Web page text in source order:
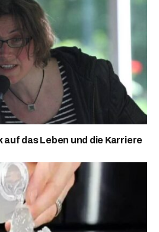
auf das Leben und die Karriere